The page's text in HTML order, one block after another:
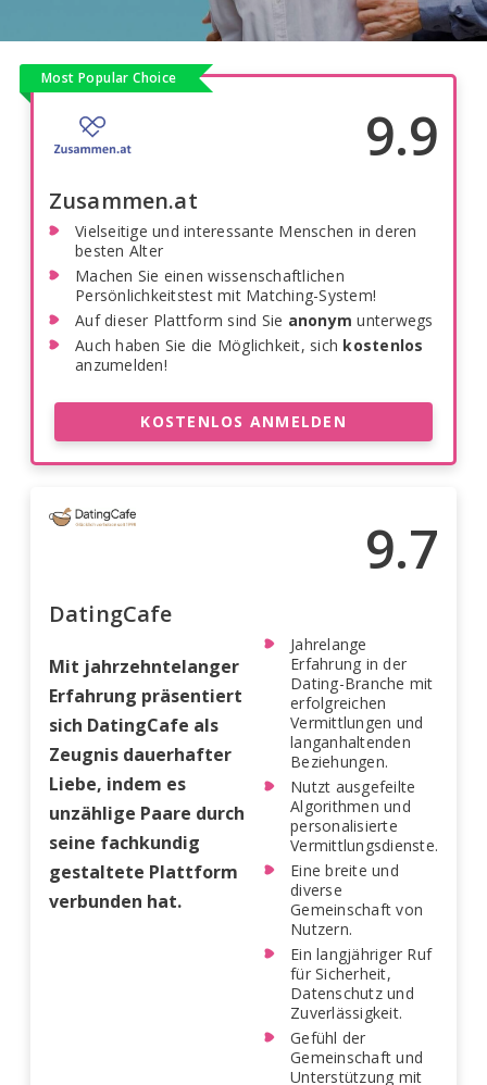
Most Popular Choice
9.9
Zusammen.at
Vielseitige und interessante Menschen in deren
besten Alter
Machen Sie einen wissenschaftlichen
Persönlichkeitstest mit Matching-System!
Auf dieser Plattform sind Sie anonym unterwegs
Auch haben Sie die Möglichkeit, sich kostenlos
anzumelden!
KOSTENLOS ANMELDEN
9.7
DatingCafe
Mit jahrzehntelanger
Erfahrung präsentiert
sich DatingCafe als
Zeugnis dauerhafter
Liebe, indem es
unzählige Paare durch
seine fachkundig
gestaltete Plattform
verbunden hat.
Jahrelange
Erfahrung in der
Dating-Branche mit
erfolgreichen
Vermittlungen und
langanhaltenden
Beziehungen.
Nutzt ausgefeilte
Algorithmen und
personalisierte
Vermittlungsdienste.
Eine breite und
diverse
Gemeinschaft von
Nutzern.
Ein langjähriger Ruf
für Sicherheit,
Datenschutz und
Zuverlässigkeit.
Gefühl der
Gemeinschaft und
Unterstützung mit